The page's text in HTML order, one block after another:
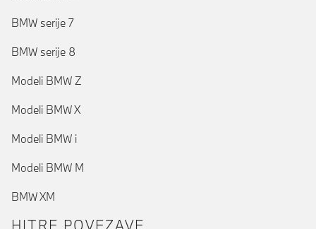
BMW serije 7
BMW serije 8
Modeli BMW Z
Modeli BMW X
Modeli BMW i
Modeli BMW M
BMW XM
HITRE POVEZAVE